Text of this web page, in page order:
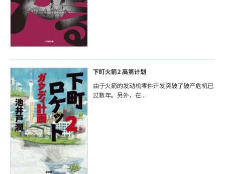
下町火箭2 高第计划
由于火箭的发动机零件开发突破了破产危机已
过数年。另外，在...